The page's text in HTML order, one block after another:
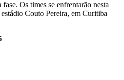
Os times se enfrentarão nesta
Couto Pereira, em Curitiba